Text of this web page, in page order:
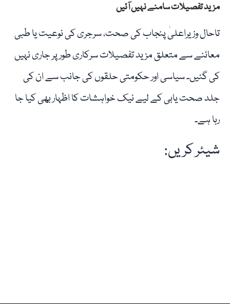
مزید تفصیلات سامنے نہیں آئیں
تاحال وزیراعلیٰ پنجاب کی صحت، سرجری کی نوعیت یا طبی
معائنے سے متعلق مزید تفصیلات سرکاری طور پر جاری نہیں
کی گئیں۔ سیاسی اور حکومتی حلقوں کی جانب سے ان کی
جلد صحت یابی کے لیے نیک خواہشات کا اظہار بھی کیا جا
رہا ہے۔
شیئر کریں: